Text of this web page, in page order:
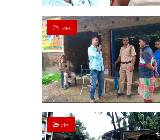
‌ রাজ্য
খেলা